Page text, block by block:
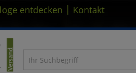
entdecken | Kontakt